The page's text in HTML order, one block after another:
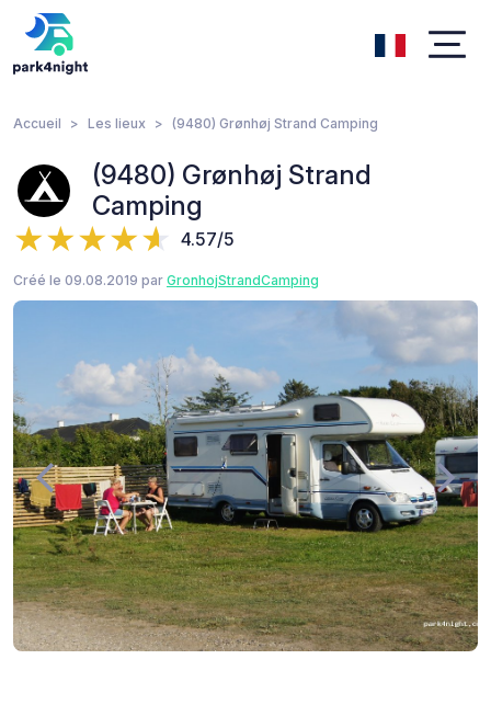
Accueil Les lieux (9480) Grønhøj Strand Camping
(9480) Grønhøj Strand
Camping
4.57/5
Créé le 09.08.2019 par GronhojStrandCamping